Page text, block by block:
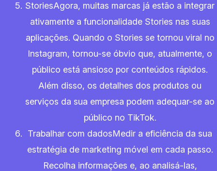
StoriesAgora, muitas marcas já estão a integrar
ativamente a funcionalidade Stories nas suas
aplicações. Quando o Stories se tornou viral no
Instagram, tornou-se óbvio que, atualmente, o
público está ansioso por conteúdos rápidos.
Além disso, os detalhes dos produtos ou
serviços da sua empresa podem adequar-se ao
público no TikTok.
Trabalhar com dadosMedir a eficiência da sua
estratégia de marketing móvel em cada passo.
Recolha informações e, ao analisá-las,